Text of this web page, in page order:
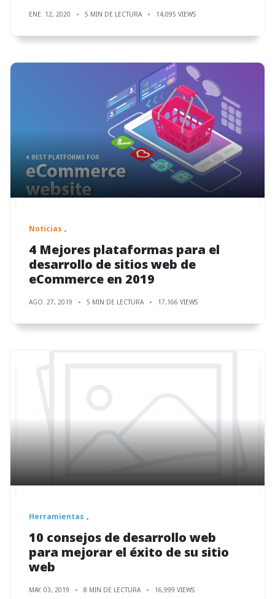
ENE. 12, 2020 5 MIN DE LECTURA 14,095 VIEWS
Noticias
4 Mejores plataformas para el
desarrollo de sitios web de
eCommerce en 2019
AGO. 27, 2019 5 MIN DE LECTURA 17,166 VIEWS
Herramientas
10 consejos de desarrollo web
para mejorar el éxito de su sitio
web
MAY. 03, 2019 8 MIN DE LECTURA 16,999 VIEWS